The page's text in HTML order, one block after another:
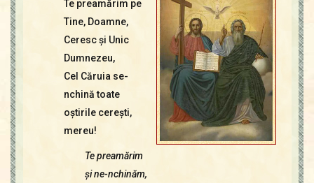
Icoane
Mărgăritare
Calendar
Glosar
Repere
Contact
Te preamărim pe
Tine, Doamne,
Ceresc şi Unic
Dumnezeu,
Cel Căruia se-
nchină toate
oştirile cereşti,
mereu!
Te preamărim
şi ne-nchinăm,